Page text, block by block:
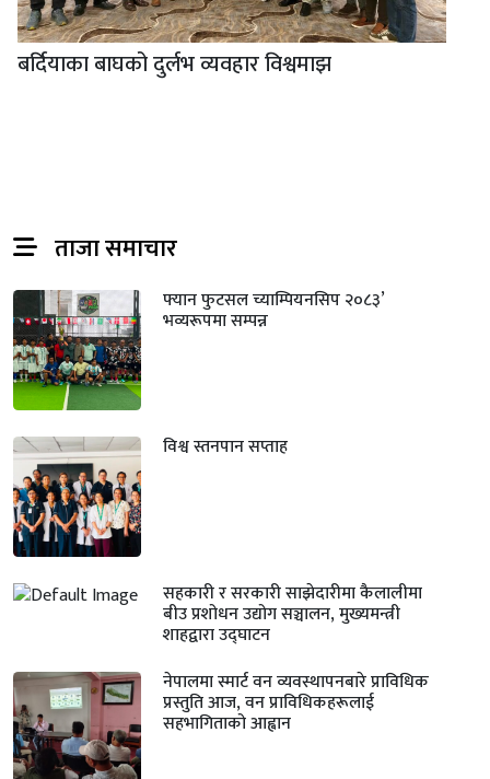
बर्दियाका बाघको दुर्लभ व्यवहार विश्वमाझ
ताजा समाचार
फ्यान फुटसल च्याम्पियनसिप २०८३’
भव्यरूपमा सम्पन्न
विश्व स्तनपान सप्ताह
सहकारी र सरकारी साझेदारीमा कैलालीमा
बीउ प्रशोधन उद्योग सञ्चालन, मुख्यमन्त्री
शाहद्वारा उद्घाटन
नेपालमा स्मार्ट वन व्यवस्थापनबारे प्राविधिक
प्रस्तुति आज, वन प्राविधिकहरूलाई
सहभागिताको आह्वान